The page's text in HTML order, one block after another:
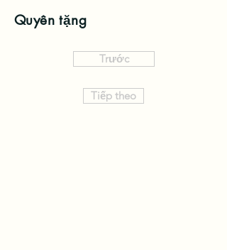
Quyên tặng
Trước
Tiếp theo